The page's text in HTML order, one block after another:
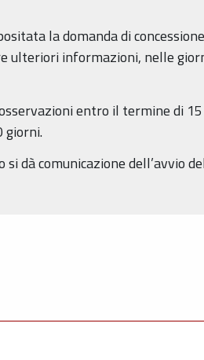
la domanda di
ulteriori informazioni, nelle
entro il termine di
giorni.
dà comunicazione dell’avvio